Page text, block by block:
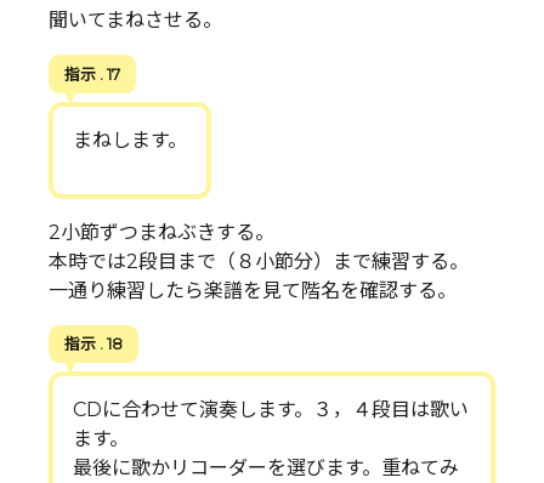
聞いてまねさせる。
指示 . 17
まねします。
2小節ずつまねぶきする。
本時では2段目まで（８小節分）まで練習する。
一通り練習したら楽譜を見て階名を確認する。
指示 . 18
CDに合わせて演奏します。３，４段目は歌い
ます。
最後に歌かリコーダーを選びます。重ねてみ